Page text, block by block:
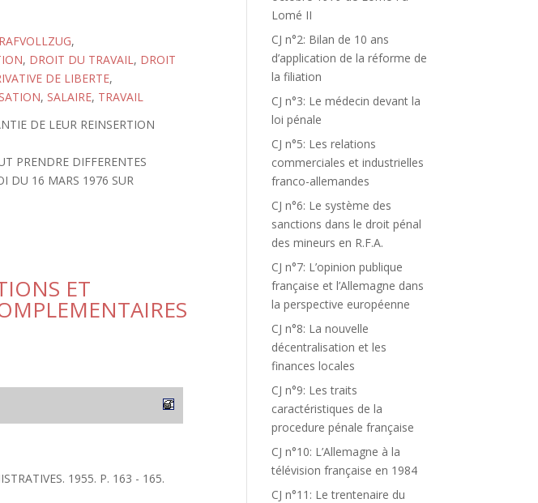
,
, DROIT DU TRAVAIL, DROIT
DE LIBERTE,
, SALAIRE, TRAVAIL
DE LEUR REINSERTION
PRENDRE DIFFERENTES
DU 16 MARS 1976 SUR
ET
1955. P. 163 - 165.
Lomé II
CJ n°2: Bilan de 10 ans
d’application de la réforme de
la filiation
CJ n°3: Le médecin devant la
loi pénale
CJ n°5: Les relations
commerciales et industrielles
franco-allemandes
CJ n°6: Le système des
sanctions dans le droit pénal
des mineurs en R.F.A.
CJ n°7: L’opinion publique
française et l’Allemagne dans
la perspective européenne
CJ n°8: La nouvelle
décentralisation et les
finances locales
CJ n°9: Les traits
caractéristiques de la
procedure pénale française
CJ n°10: L’Allemagne à la
télévision française en 1984
CJ n°11: Le trentenaire du